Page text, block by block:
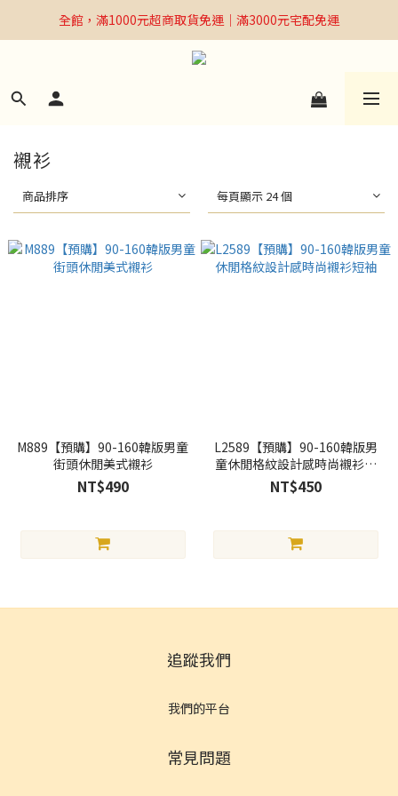
全館，滿1000元超商取貨免運｜滿3000元宅配免運
全館，滿1000元超商取貨免運｜滿3000元宅配免運
Welcome
全館，滿1000元超商取貨免運｜滿3000元宅配免運
襯衫
商品排序 每頁顯示 24 個
M889【預購】90-160韓版男童
街頭休閒美式襯衫
NT$490
L2589【預購】90-160韓版男
童休閒格紋設計感時尚襯衫短
袖
NT$450
追蹤我們
我們的平台
常見問題